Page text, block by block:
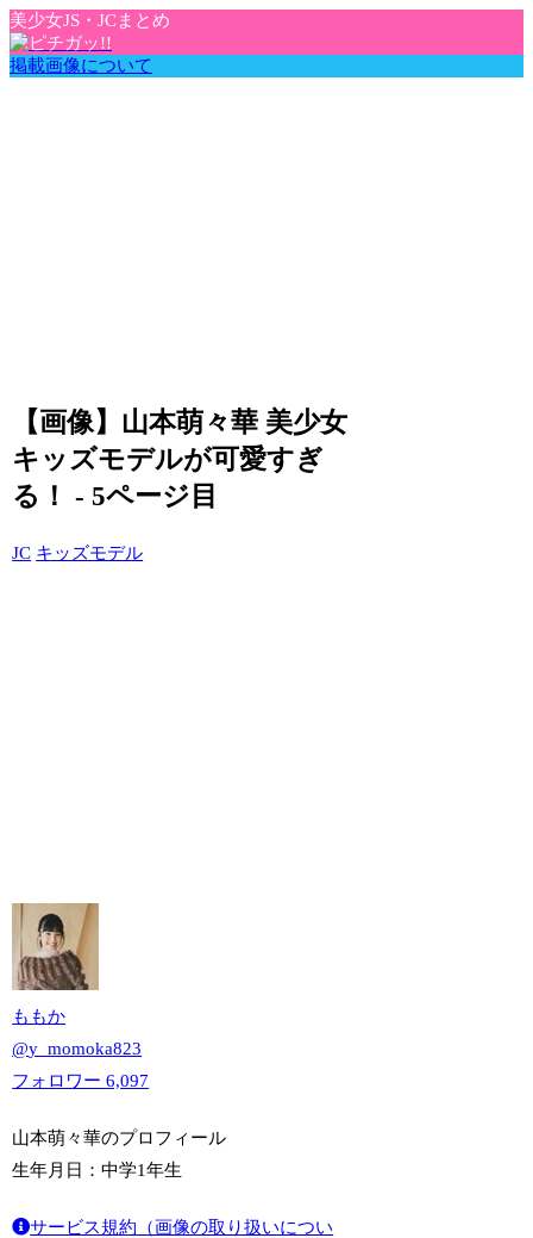
美少女JS・JCまとめ
掲載画像について
【画像】山本萌々華 美少女
キッズモデルが可愛すぎ
る！ - 5ページ目
JC キッズモデル
ももか
@y_momoka823
フォロワー6,097
山本萌々華のプロフィール
生年月日：中学1年生
サービス規約（画像の取り扱いについ